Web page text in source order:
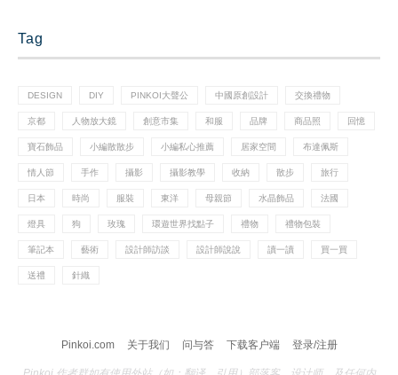
Tag
DESIGN DIY PINKOI大聲公 中國原創設計 交換禮物
京都 人物放大鏡 創意市集 和服 品牌 商品照 回憶
寶石飾品 小編散散步 小編私心推薦 居家空間 布達佩斯
情人節 手作 攝影 攝影教學 收納 散步 旅行
日本 時尚 服裝 東洋 母親節 水晶飾品 法國
燈具 狗 玫瑰 環遊世界找點子 禮物 禮物包裝
筆記本 藝術 設計師訪談 設計師說說 讀一讀 買一買
送禮 針織
Pinkoi.com 关于我们 问与答 下载客户端 登录/注册